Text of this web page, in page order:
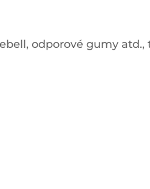
odporové gumy atd.,